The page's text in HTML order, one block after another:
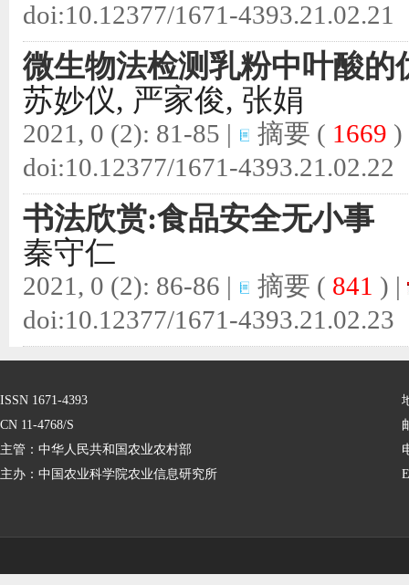
doi:10.12377/1671-4393.21.02.21
微生物法检测乳粉中叶酸的
苏妙仪, 严家俊, 张娟
2021, 0 (2): 81-85 | 摘要 ( 1669
doi:10.12377/1671-4393.21.02.22
书法欣赏:食品安全无小事
秦守仁
2021, 0 (2): 86-86 | 摘要 ( 841 ) |
doi:10.12377/1671-4393.21.02.23
ISSN 1671-4393
CN 11-4768/S
主管：中华人民共和国农业农村部
主办：中国农业科学院农业信息研究所